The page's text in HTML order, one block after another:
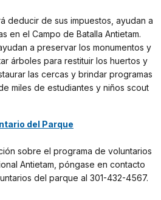
deducir de sus impuestos, ayudan a
en el Campo de Batalla Antietam.
a preservar los monumentos y
árboles para restituir los huertos y
las cercas y brindar programas
miles de estudiantes y niños scout
del Parque
sobre el programa de voluntarios
Antietam, póngase en contacto
del parque al 301-432-4567.